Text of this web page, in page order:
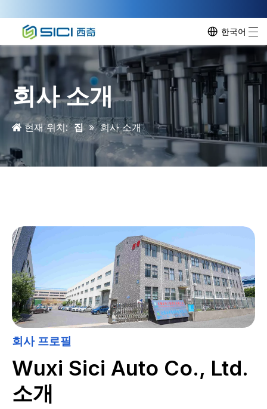
한국어
회사 소개
현재 위치: 집 » 회사 소개
회사 프로필
Wuxi Sici Auto Co., Ltd.
소개